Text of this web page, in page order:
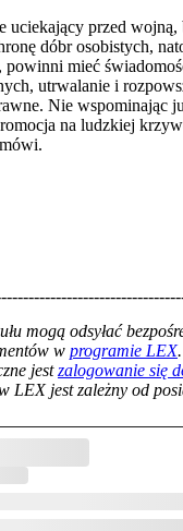
uciekający przed wojną,
dóbr osobistych,
powinni mieć
utrwalanie i
Nie wspominając
na ludzkiej
mogą odsyłać
w programie LEX
jestzalogowanie się
LEX jest zależny od